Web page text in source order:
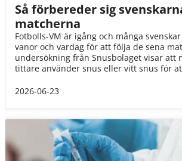
Så förbereder sig
matcherna
Fotbolls-VM är igång och många
vanor och vardag för att följa de sena
undersökning från Snusbolaget visar att
tittare använder snus eller vitt snus för
populära uppladdningarna inför
2026-06-23